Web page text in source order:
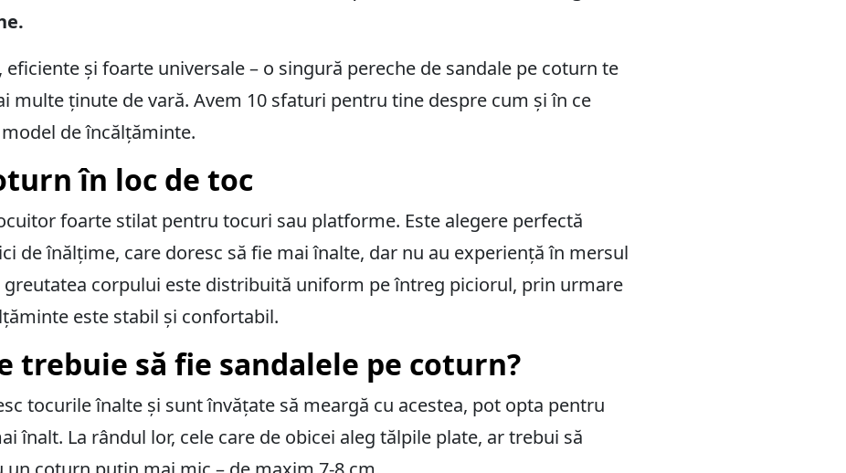
și foarte universale – o singură pereche de sandale pe coturn te
multe ținute de vară. Avem 10 sfaturi pentru tine despre cum și în ce
de încălțăminte.
în loc de toc
foarte stilat pentru tocuri sau platforme. Este alegere perfectă
de înălțime, care doresc să fie mai înalte, dar nu au experiență în mersul
greutatea corpului este distribuită uniform pe întreg piciorul, prin urmare
este stabil și confortabil.
trebuie să fie sandalele pe coturn?
tocurile înalte și sunt învățate să meargă cu acestea, pot opta pentru
înalt. La rândul lor, cele care de obicei aleg tălpile plate, ar trebui să